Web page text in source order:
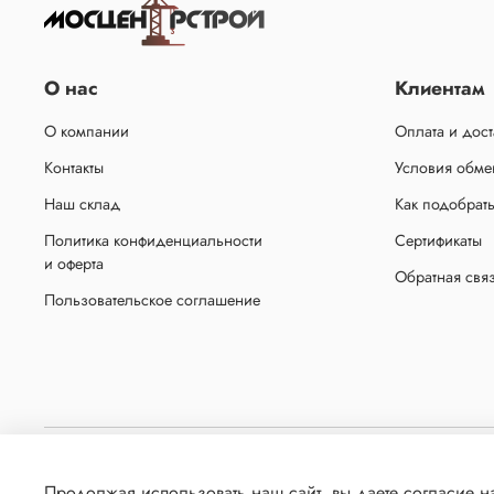
О нас
О компании
Контакты
Наш склад
Политика конфиденциальности
и оферта
Пользовательское соглашение
Клиентам
Оплата и
Условия
Как
Сертификаты
Обратная
Копирование материалов с сайта без письменного разрешения администрации
сбора технических данных его